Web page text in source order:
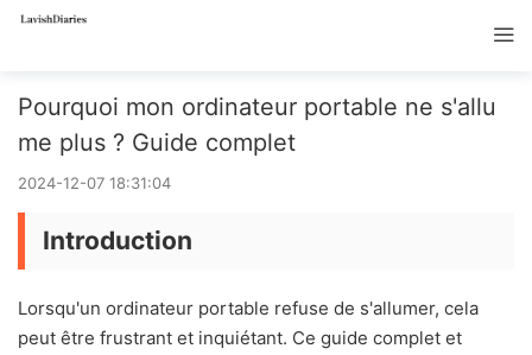
Pourquoi mon ordinateur portable ne s'allu
me plus ? Guide complet
2024-12-07 18:31:04
Introduction
Lorsqu'un ordinateur portable refuse de s'allumer, cela
peut être frustrant et inquiétant. Ce guide complet et